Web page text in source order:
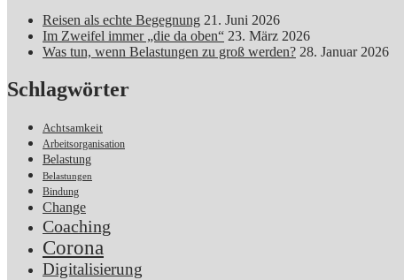
Reisen als echte Begegnung 21. Juni 2026
Im Zweifel immer „die da oben“ 23. März 2026
Was tun, wenn Belastungen zu groß werden? 28. Januar 2026
Schlagwörter
Achtsamkeit
Arbeitsorganisation
Belastung
Belastungen
Bindung
Change
Coaching
Corona
Digitalisierung